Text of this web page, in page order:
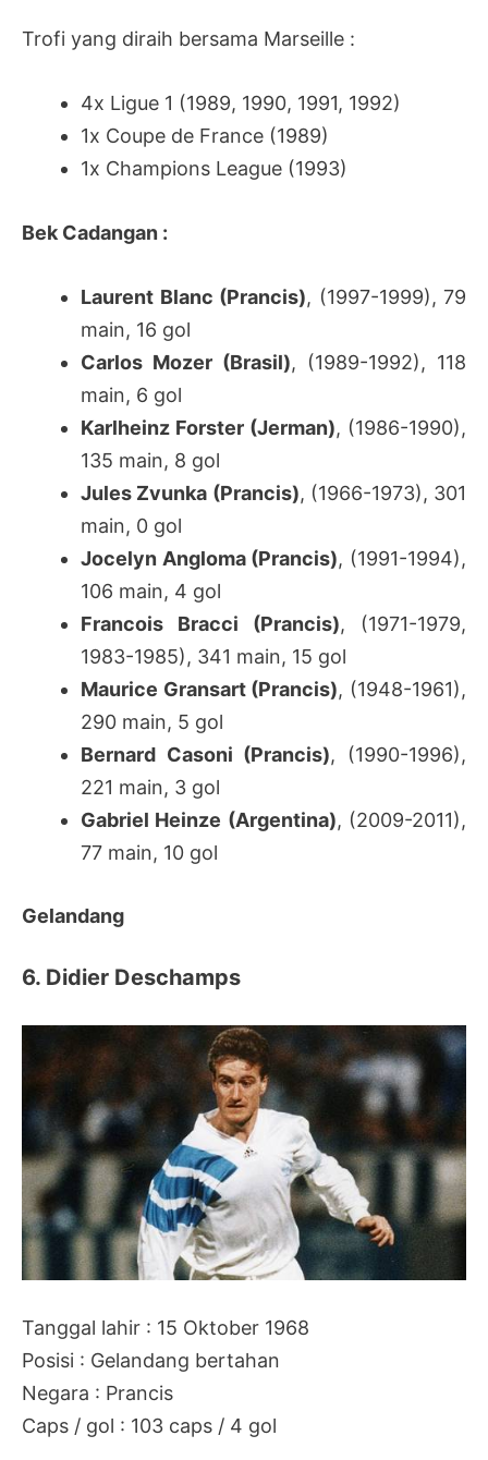
Trofi yang diraih bersama Marseille :
4x Ligue 1 (1989, 1990, 1991, 1992)
1x Coupe de France (1989)
1x Champions League (1993)
Bek Cadangan :
Laurent Blanc (Prancis), (1997-1999), 79
main, 16 gol
Carlos Mozer (Brasil), (1989-1992), 118
main, 6 gol
Karlheinz Forster (Jerman), (1986-1990),
135 main, 8 gol
Jules Zvunka (Prancis), (1966-1973), 301
main, 0 gol
Jocelyn Angloma (Prancis), (1991-1994),
106 main, 4 gol
Francois Bracci (Prancis), (1971-1979,
1983-1985), 341 main, 15 gol
Maurice Gransart (Prancis), (1948-1961),
290 main, 5 gol
Bernard Casoni (Prancis), (1990-1996),
221 main, 3 gol
Gabriel Heinze (Argentina), (2009-2011),
77 main, 10 gol
Gelandang
6. Didier Deschamps
Tanggal lahir : 15 Oktober 1968
Posisi : Gelandang bertahan
Negara : Prancis
Caps / gol : 103 caps / 4 gol